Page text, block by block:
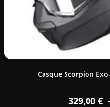
Casque Scorpion
329,00 €